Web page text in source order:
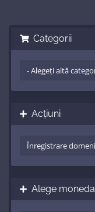
Categorii
Acțiuni
Alege moneda